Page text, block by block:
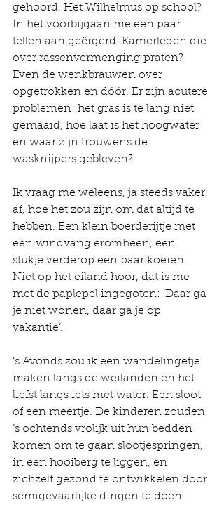
gehoord. Het Wilhelmus op school?
In het voorbijgaan me een paar
tellen aan geërgerd. Kamerleden die
over rassenvermenging praten?
Even de wenkbrauwen over
opgetrokken en dóór. Er zijn acutere
problemen: het gras is te lang niet
gemaaid, hoe laat is het hoogwater
en waar zijn trouwens de
wasknijpers gebleven?
Ik vraag me weleens, ja steeds vaker,
af, hoe het zou zijn om dat altijd te
hebben. Een klein boerderijtje met
een windvang eromheen, een
stukje verderop een paar koeien.
Niet op het eiland hoor, dat is me
met de paplepel ingegoten: ‘Daar ga
je niet wonen, daar ga je op
vakantie’.
‘s Avonds zou ik een wandelingetje
maken langs de weilanden en het
liefst langs iets met water. Een sloot
of een meertje. De kinderen zouden
’s ochtends vrolijk uit hun bedden
komen om te gaan slootjespringen,
in een hooiberg te liggen, en
zichzelf gezond te ontwikkelen door
semigevaarlijke dingen te doen